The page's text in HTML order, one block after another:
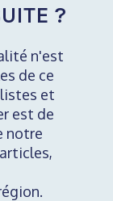
?
n'est
de ce
et
est de
notre